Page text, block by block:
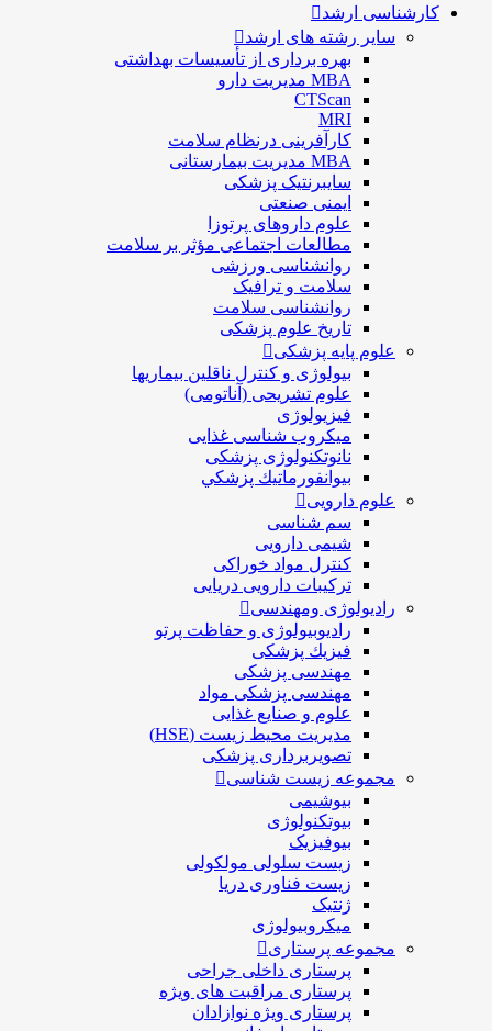
کارشناسی ارشد
سایر رشته های ارشد
بهره برداری از تأسیسات بهداشتی
MBA مدیریت دارو
CTScan
MRI
کارآفرینی درنظام سلامت
MBA مدیریت بیمارستانی
سایبرنتیک پزشکی
ایمنی صنعتی
علوم داروهای پرتوزا
مطالعات اجتماعی مؤثر بر سلامت
روانشناسی ورزشی
سلامت و ترافیک
روانشناسی سلامت
تاریخ علوم پزشکی
علوم پایه پزشکی
بیولوژی و کنترل ناقلین بیماریها
علوم تشریحی (آناتومی)
فیزیولوژی
ميكروب شناسی غذایی
نانوتکنولوژی پزشکی
بيوانفورماتيك پزشكي
علوم دارویی
سم شناسی
شیمی دارویی
کنترل مواد خوراکی
ترکیبات دارویی دریایی
رادیولوژی ومهندسی
رادیوبیولوژی و حفاظت پرتو
فيزيك پزشکی
مهندسی پزشکی
مهندسی پزشکی مواد
علوم و صنايع غذایی
مدیریت محیط زیست (HSE)
تصویربرداری پزشکی
مجموعه زیست شناسی
بیوشیمی
بیوتکنولوژی
بیوفیزیک
زیست سلولی مولکولی
زیست فناوری دریا
ژنتیک
میکروبیولوژی
مجموعه پرستاری
پرستاری داخلی جراحی
پرستاری مراقبت های ويژه
پرستاری ويژه نوازادان